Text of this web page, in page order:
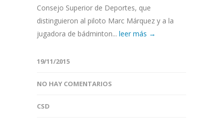
Consejo Superior de Deportes, que
distinguieron al piloto Marc Márquez y a la
jugadora de bádminton... leer más →
19/11/2015
NO HAY COMENTARIOS
CSD